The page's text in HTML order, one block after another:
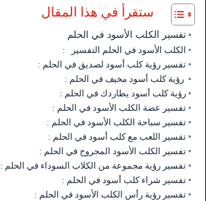
ستقرأ في هذا المقال
تفسير الكلب الأسود في الحلم
الكلب الأسود في الحلم التفسير :
تفسير رؤية كلب أسود لصديق في الحلم :
رؤية كلب أسود مخيف في الحلم :
رؤية كلب أسود يطاردك في الحلم :
تفسير عضة الكلب الأسود في الحلم :
تفسير سباحة الكلب الأسود في الحلم :
تفسير اللعب مع كلب أسود في الحلم :
تفسير الكلب الأسود المجروح في الحلم :
تفسير رؤية مجموعة من الكلاب السوداء في الحلم :
تفسير شراء كلب أسود في الحلم :
تفسير رؤية رأس الكلب الأسود في الحلم :